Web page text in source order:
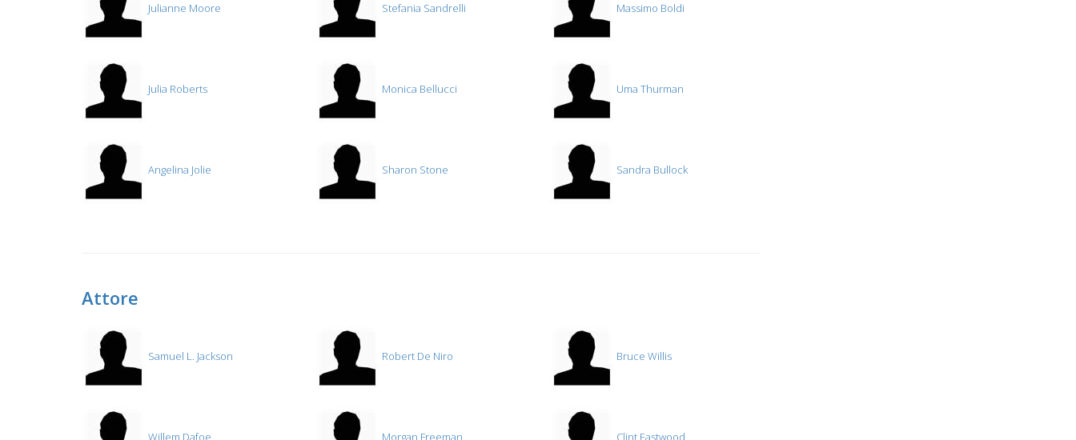
Julianne Moore Stefania Sandrelli Massimo Boldi
Julia Roberts Monica Bellucci Uma Thurman
Angelina Jolie Sharon Stone Sandra Bullock
Attore
Samuel L. Jackson Robert De Niro Bruce Willis